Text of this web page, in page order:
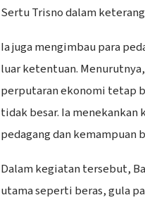
Sertu Trisno dalam
Ia juga mengimbau para
luar ketentuan.
perputaran ekonomi tetap
tidak besar. Ia
pedagang dan kemampuan
Dalam kegiatan tersebut,
utama seperti beras, gula